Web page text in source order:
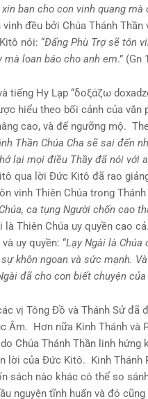
ban cho con vinh quang
đều bởi Chúa Thánh
nói: “Đấng Phù Trợ sẽ tôn
mà loan báo cho anh em.” (Gn
tiếng Hy Lạp “δοξάζω
hiểu theo bối cảnh của
cao, và để ngưỡng mộ.
Thần Chúa Cha sẽ sai đến
lại mọi điều Thầy đã nói với
qua lời Đức Kitô đã rao
vinh Thiên Chúa trong
ca tụng Người chốn cao
Thiên Chúa uy quyền cao
uy quyền: “Lạy Ngài là Chúa
khôn ngoan và sức mạnh.
đã cho con biết chuyện của
vị Tông Đồ và Thánh Sử đã
Âm. Hơn nữa Kinh Thánh và
Chúa Thánh Thần linh
lời của Đức Kitô. Kinh Thánh
sách nào khác có thể so
nguyện tĩnh huấn và đó